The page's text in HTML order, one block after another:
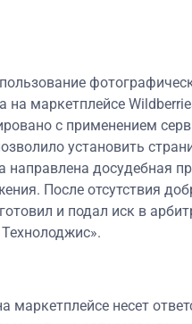
на маркетплейсе
с применением
установить
досудебная
После отсутствия
и подал иск в
несет